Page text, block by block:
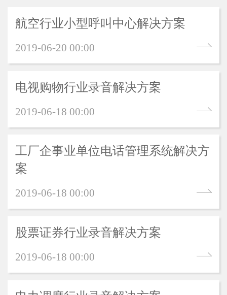
航空行业小型呼叫中心解决方案
2019-06-20 00:00
电视购物行业录音解决方案
2019-06-18 00:00
工厂企事业单位电话管理系统解决方
案
2019-06-18 00:00
股票证券行业录音解决方案
2019-06-18 00:00